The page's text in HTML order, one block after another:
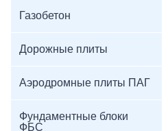
Газобетон
Дорожные плиты
Аэродромные плиты ПАГ
Фундаментные блоки
ФБС